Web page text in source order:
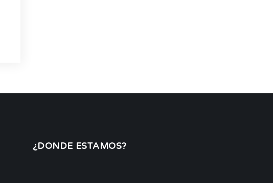
¿DONDE ESTAMOS?